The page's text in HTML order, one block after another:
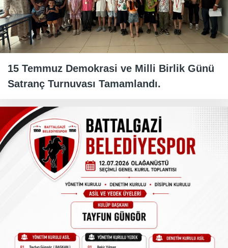
15 Temmuz Demokrasi ve Milli Birlik Günü
Satranç Turnuvası Tamamlandı.